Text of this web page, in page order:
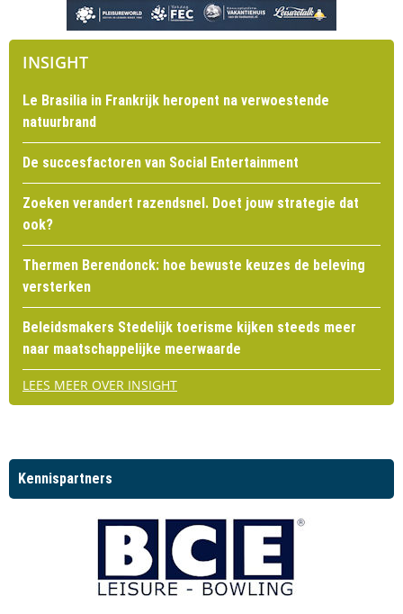
INSIGHT
Le Brasilia in Frankrijk heropent na verwoestende
natuurbrand
De succesfactoren van Social Entertainment
Zoeken verandert razendsnel. Doet jouw strategie dat
ook?
Thermen Berendonck: hoe bewuste keuzes de beleving
versterken
Beleidsmakers Stedelijk toerisme kijken steeds meer
naar maatschappelijke meerwaarde
LEES MEER OVER INSIGHT
Kennispartners